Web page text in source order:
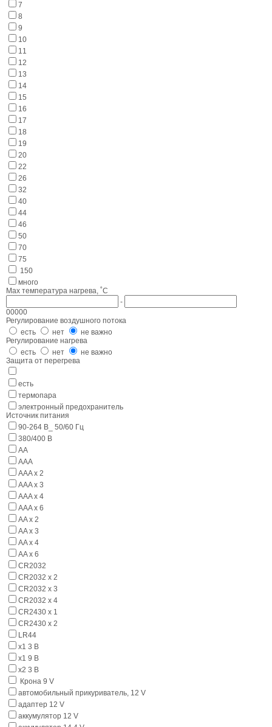
7
8
9
10
11
12
13
14
15
16
17
18
19
20
22
26
32
40
44
46
50
70
75
150
много
Max температура нагрева, ˚С
-
00000
Регулирование воздушного потока
есть
нет
не важно
Регулирование нагрева
есть
нет
не важно
Защита от перегрева
есть
термопара
электронный предохранитель
Источник питания
90-264 В_ 50/60 Гц
380/400 В
AA
AAA
AAA x 2
AAA x 3
AAA x 4
AAA x 6
AA x 2
AA x 3
AA x 4
AA x 6
CR2032
CR2032 x 2
CR2032 x 3
CR2032 x 4
CR2430 x 1
CR2430 x 2
LR44
x1 3 В
x1 9 В
x2 3 В
Крона 9 V
автомобильный прикуриватель, 12 V
адаптер 12 V
аккумулятор 12 V